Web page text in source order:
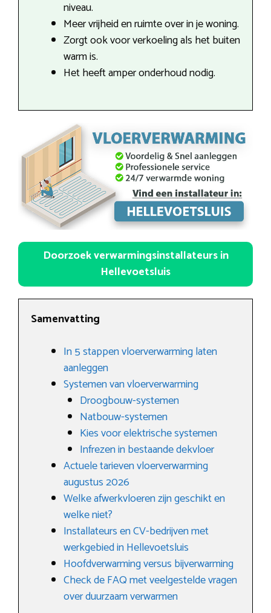
niveau.
Meer vrijheid en ruimte over in je woning.
Zorgt ook voor verkoeling als het buiten
warm is.
Het heeft amper onderhoud nodig.
Doorzoek verwarmingsinstallateurs in
Hellevoetsluis
Samenvatting
In 5 stappen vloerverwarming laten
aanleggen
Systemen van vloerverwarming
Droogbouw-systemen
Natbouw-systemen
Kies voor elektrische systemen
Infrezen in bestaande dekvloer
Actuele tarieven vloerverwarming
augustus 2026
Welke afwerkvloeren zijn geschikt en
welke niet?
Installateurs en CV-bedrijven met
werkgebied in Hellevoetsluis
Hoofdverwarming versus bijverwarming
Check de FAQ met veelgestelde vragen
over duurzaam verwarmen